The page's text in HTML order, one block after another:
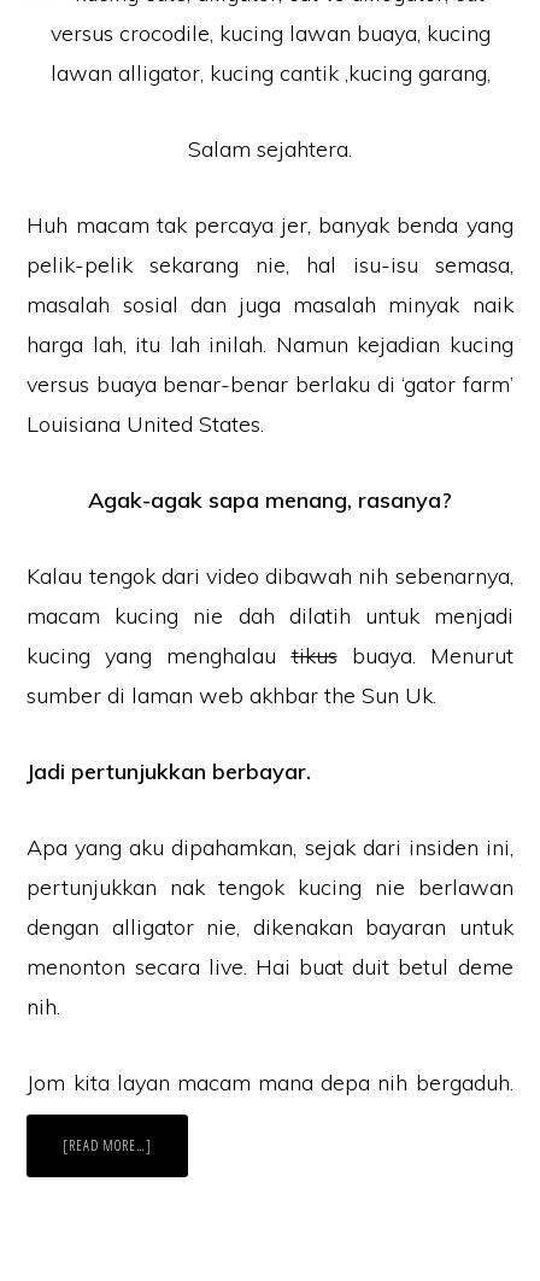
Salam sejahtera.
Huh macam tak percaya jer, banyak benda yang
pelik-pelik sekarang nie, hal isu-isu semasa,
masalah sosial dan juga masalah minyak naik
harga lah, itu lah inilah. Namun kejadian kucing
versus buaya benar-benar berlaku di ‘gator farm’
Louisiana United States.
Agak-agak sapa menang, rasanya?
Kalau tengok dari video dibawah nih sebenarnya,
macam kucing nie dah dilatih untuk menjadi
kucing yang menghalautikusbuaya. Menurut
sumber di laman web akhbar the Sun Uk.
Jadi pertunjukkan berbayar.
Apa yang aku dipahamkan, sejak dari insiden ini,
pertunjukkan nak tengok kucing nie berlawan
dengan alligator nie, dikenakan bayaran untuk
menonton secara live. Hai buat duit betul deme
nih.
Jom kita layan macam mana depa nih bergaduh.
[READ MORE…]
LAWAN